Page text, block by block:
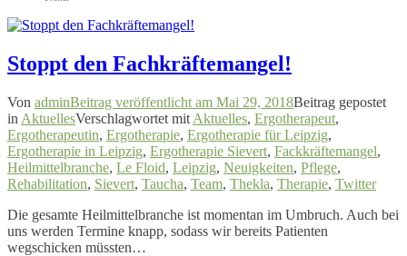
Stoppt den Fachkräftemangel!
Von adminBeitrag veröffentlicht am Mai 29, 2018Beitrag gepostet
in AktuellesVerschlagwortet mit Aktuelles, Ergotherapeut,
Ergotherapeutin, Ergotherapie, Ergotherapie für Leipzig,
Ergotherapie in Leipzig, Ergotherapie Sievert, Fackkräftemangel,
Heilmittelbranche, Le Floid, Leipzig, Neuigkeiten, Pflege,
Rehabilitation, Sievert, Taucha, Team, Thekla, Therapie, Twitter
Die gesamte Heilmittelbranche ist momentan im Umbruch. Auch bei
uns werden Termine knapp, sodass wir bereits Patienten
wegschicken müssten…